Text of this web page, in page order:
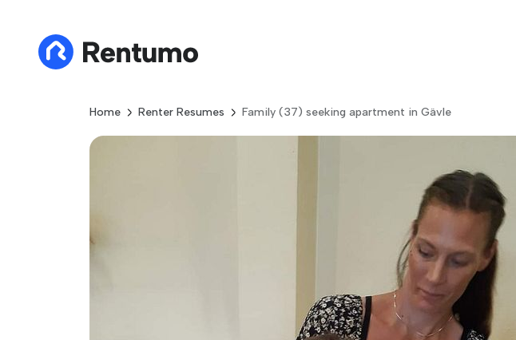
Home Renter Resumes Family (37) seeking apartment in Gävle